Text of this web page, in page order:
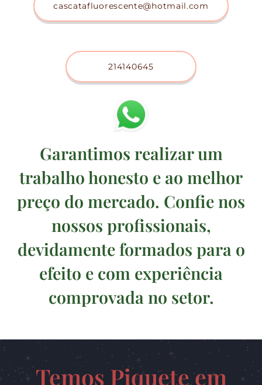
cascatafluorescente@hotmail.com
214140645
Garantimos realizar um
trabalho honesto e ao melhor
preço do mercado. Confie nos
nossos profissionais,
devidamente formados para o
efeito e com experiência
comprovada no setor.
Temos Piquete em